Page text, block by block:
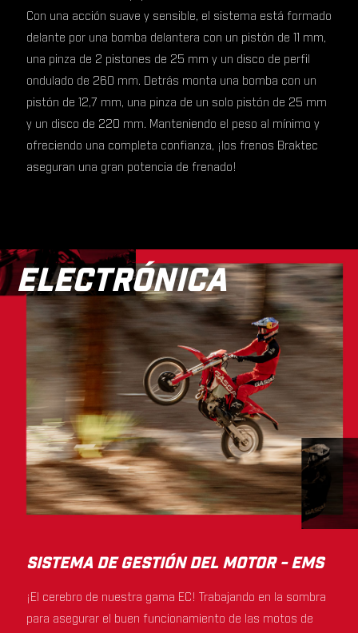
Con una acción suave y sensible, el sistema está formado
delante por una bomba delantera con un pistón de 11 mm,
una pinza de 2 pistones de 25 mm y un disco de perfil
ondulado de 260 mm. Detrás monta una bomba con un
pistón de 12,7 mm, una pinza de un solo pistón de 25 mm
y un disco de 220 mm. Manteniendo el peso al mínimo y
ofreciendo una completa confianza, ¡los frenos Braktec
aseguran una gran potencia de frenado!
ELECTRÓNICA
SISTEMA DE GESTIÓN DEL MOTOR - EMS
¡El cerebro de nuestra gama EC! Trabajando en la sombra
para asegurar el buen funcionamiento de las motos de